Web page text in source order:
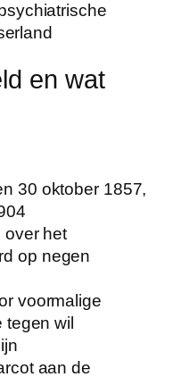
en wat
30 oktober 1857,
over het
op negen
voormalige
wil
aan de